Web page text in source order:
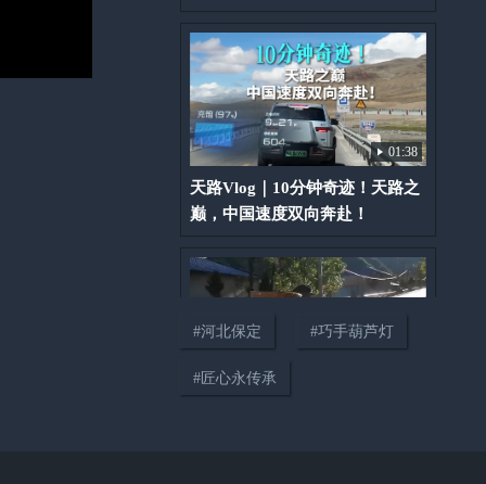
01:38
天路Vlog｜10分钟奇迹！天路之
巅，中国速度双向奔赴！
#河北保定 #巧手葫芦灯
#匠心永传承